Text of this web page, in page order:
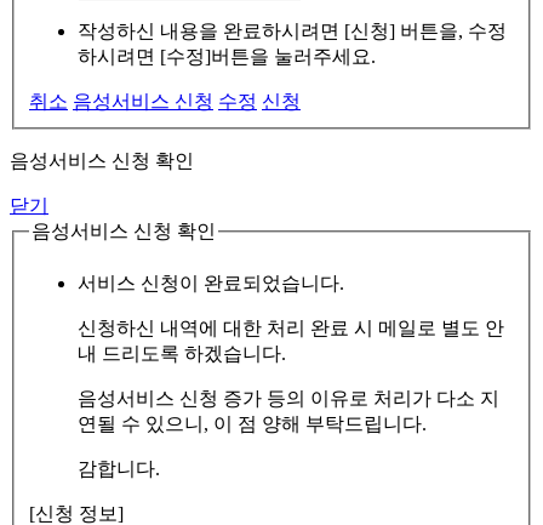
작성하신 내용을 완료하시려면 [신청] 버튼을, 수정
하시려면 [수정]버튼을 눌러주세요.
취소 음성서비스 신청 수정 신청
음성서비스 신청 확인
닫기
음성서비스 신청 확인
서비스 신청이 완료되었습니다.
신청하신 내역에 대한 처리 완료 시 메일로 별도 안
내 드리도록 하겠습니다.
음성서비스 신청 증가 등의 이유로 처리가 다소 지
연될 수 있으니, 이 점 양해 부탁드립니다.
감합니다.
[신청 정보]